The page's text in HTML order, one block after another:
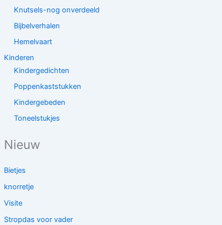
Knutsels-nog onverdeeld
Bijbelverhalen
Hemelvaart
Kinderen
Kindergedichten
Poppenkaststukken
Kindergebeden
Toneelstukjes
Nieuw
Bietjes
knorretje
Visite
Stropdas voor vader